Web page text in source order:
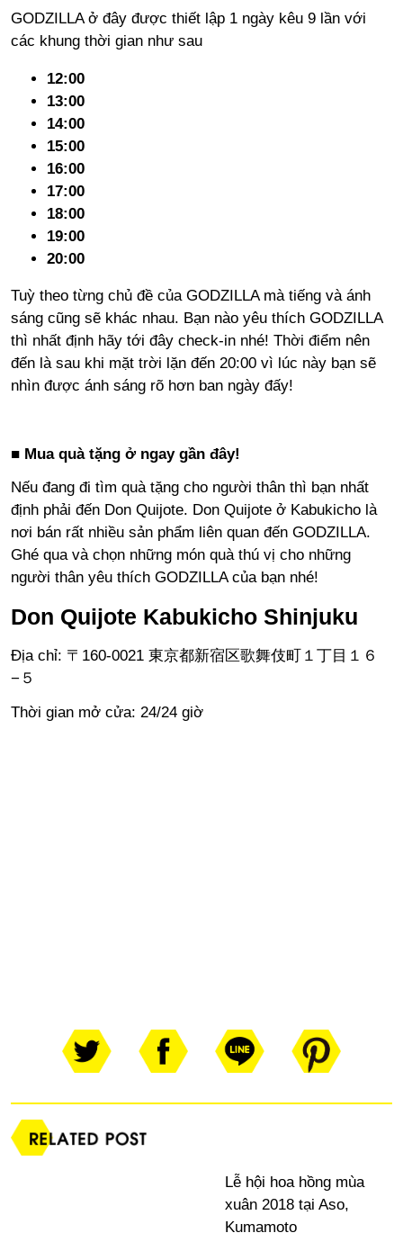
GODZILLA ở đây được thiết lập 1 ngày kêu 9 lần với
các khung thời gian như sau
12:00
13:00
14:00
15:00
16:00
17:00
18:00
19:00
20:00
Tuỳ theo từng chủ đề của GODZILLA mà tiếng và ánh
sáng cũng sẽ khác nhau. Bạn nào yêu thích GODZILLA
thì nhất định hãy tới đây check-in nhé! Thời điểm nên
đến là sau khi mặt trời lặn đến 20:00 vì lúc này bạn sẽ
nhìn được ánh sáng rõ hơn ban ngày đấy!
■ Mua quà tặng ở ngay gần đây!
Nếu đang đi tìm quà tặng cho người thân thì bạn nhất
định phải đến Don Quijote. Don Quijote ở Kabukicho là
nơi bán rất nhiều sản phẩm liên quan đến GODZILLA.
Ghé qua và chọn những món quà thú vị cho những
người thân yêu thích GODZILLA của bạn nhé!
Don Quijote Kabukicho Shinjuku
Địa chỉ: 〒160-0021 東京都新宿区歌舞伎町１丁目１６
−５
Thời gian mở cửa: 24/24 giờ
Lễ hội hoa hồng mùa
xuân 2018 tại Aso,
Kumamoto